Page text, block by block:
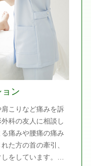
か確かめて治療を
障がいに対応でき
ョン
こりなど痛みを訴
科の友人に相談し
痛みや腰痛の痛み
た方の首の牽引、
をしています。ま